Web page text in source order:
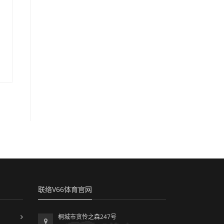
联络V66体育官网
桐城市贪怜之森247号